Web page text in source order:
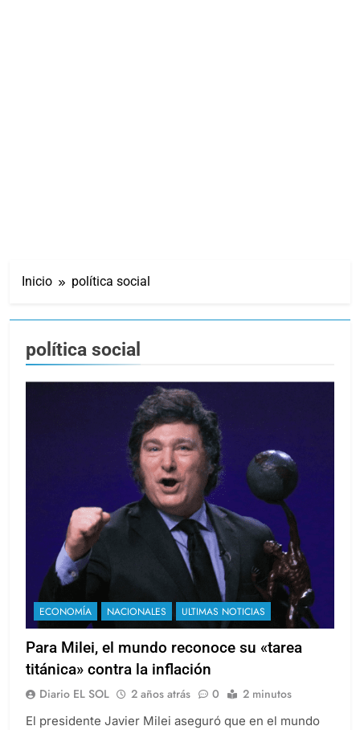
Inicio política social
política social
ECONOMÍA NACIONALES ULTIMAS NOTICIAS
Para Milei, el mundo reconoce su «tarea
titánica» contra la inflación
Diario EL SOL 2 años atrás 0 2 minutos
El presidente Javier Milei aseguró que en el mundo